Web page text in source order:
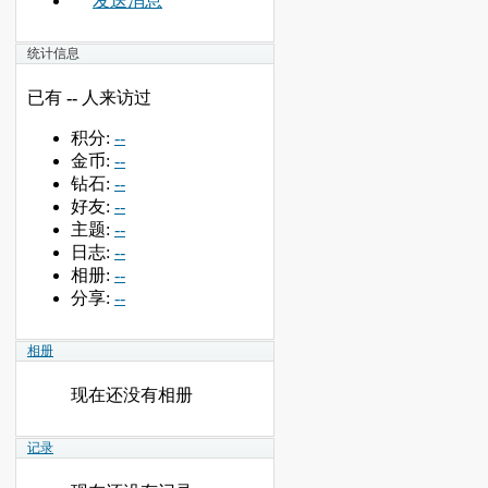
统计信息
已有 -- 人来访过
积分: --
金币: --
钻石: --
好友: --
主题: --
日志: --
相册: --
分享: --
相册
现在还没有相册
记录